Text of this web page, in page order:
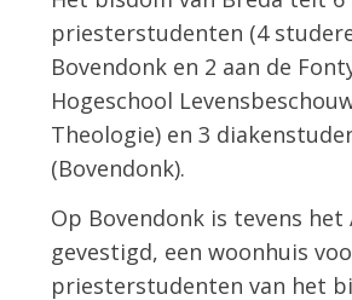
priesterstudenten (4
Bovendonk en 2 aan de
Hogeschool
Theologie) en 3
(Bovendonk).
Op Bovendonk is tevens
gevestigd, een woonhuis
priesterstudenten van het